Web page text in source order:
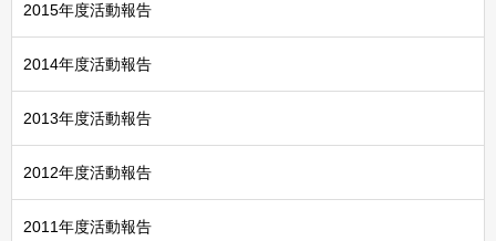
2015年度活動報告
2014年度活動報告
2013年度活動報告
2012年度活動報告
2011年度活動報告